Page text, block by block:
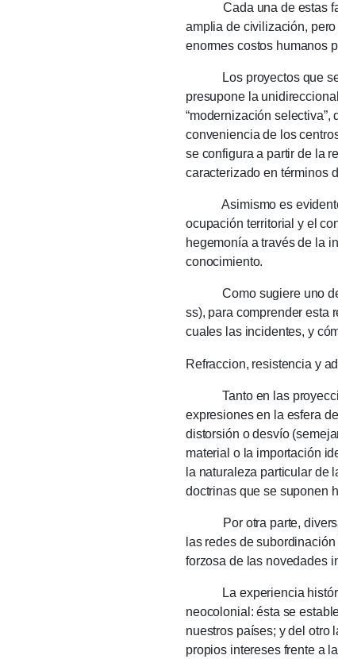
Cada una de estas
amplia de civilización,
enormes costos humanos
Los proyectos que se
presupone la
“modernización
conveniencia de los
se configura a partir de la
caracterizado en términos
Asimismo es evidente
ocupación territorial y el
hegemonía a través de la
conocimiento.
Como sugiere uno de
ss), para comprender esta
cuales las incidentes, y
Refraccion, resistencia y
Tanto en las
expresiones en la esfera
distorsión o desvío
material o la importación
la naturaleza particular de
doctrinas que se suponen
Por otra parte,
las redes de
forzosa de las novedades
La experiencia histórica
neocolonial: ésta se
nuestros países; y del otro
propios intereses frente a